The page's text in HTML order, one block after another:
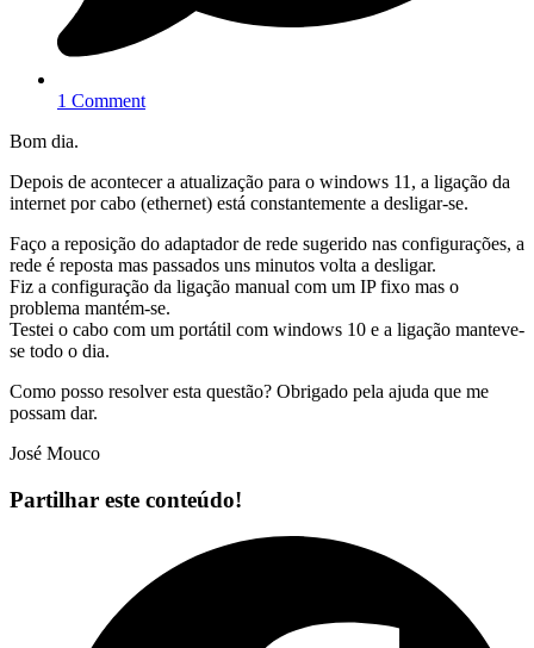
1 Comment
Bom dia.
Depois de acontecer a atualização para o windows 11, a ligação da
internet por cabo (ethernet) está constantemente a desligar-se.
Faço a reposição do adaptador de rede sugerido nas configurações, a
rede é reposta mas passados uns minutos volta a desligar.
Fiz a configuração da ligação manual com um IP fixo mas o
problema mantém-se.
Testei o cabo com um portátil com windows 10 e a ligação manteve-
se todo o dia.
Como posso resolver esta questão? Obrigado pela ajuda que me
possam dar.
José Mouco
Partilhar este conteúdo!